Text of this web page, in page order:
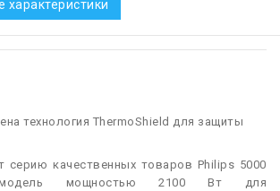
характеристики
технология ThermoShield для защиты
серию качественных товаров Philips 5000
мощностью 2100 Вт для